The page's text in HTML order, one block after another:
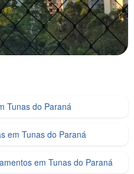
Tunas do Paraná
em Tunas do Paraná
em Tunas do Paraná